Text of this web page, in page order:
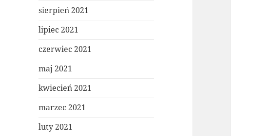
sierpień 2021
lipiec 2021
czerwiec 2021
maj 2021
kwiecień 2021
marzec 2021
luty 2021